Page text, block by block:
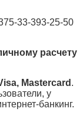
33-393-25-50
расчету
Mastercard .
у
банкинг.